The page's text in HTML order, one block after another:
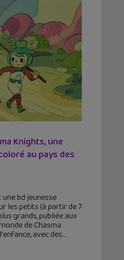
Knights, une
au pays des
bd jeunesse
les petits (à partir de 7
grands, publiée aux
de Chasma
avec des